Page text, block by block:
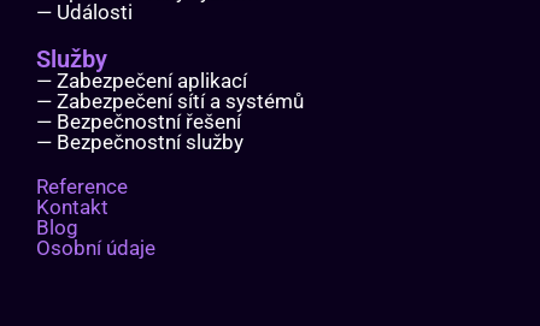
— Události
Služby
— Zabezpečení aplikací
— Zabezpečení sítí a systémů
— Bezpečnostní řešení
— Bezpečnostní služby
Reference
Kontakt
Blog
Osobní údaje